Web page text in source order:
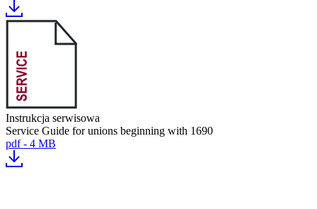
Instrukcja serwisowa
Service Guide for unions beginning with 1690
pdf - 4 MB